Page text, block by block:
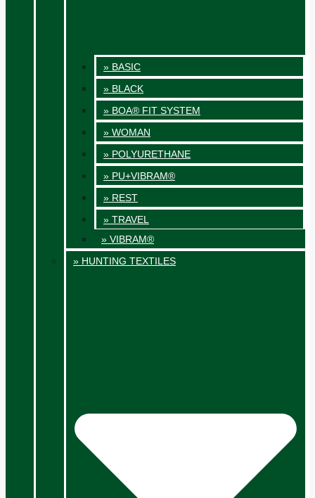
» BASIC
» BLACK
» BOA® FIT SYSTEM
» WOMAN
» POLYURETHANE
» PU+VIBRAM®
» REST
» TRAVEL
» VIBRAM®
» HUNTING TEXTILES